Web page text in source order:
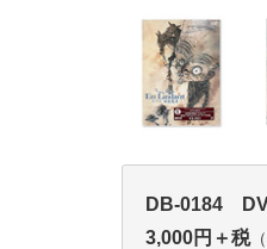
DB-0184
3,000円＋税